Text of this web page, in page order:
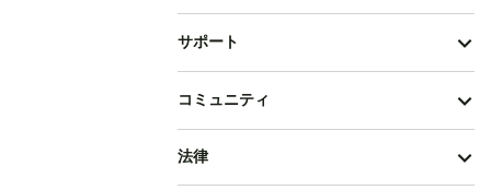
サポート
コミュニティ
法律